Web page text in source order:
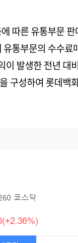
따른 유통부문
통부문의 수수료
이 발생한 전년 대
구성하여 롯데백